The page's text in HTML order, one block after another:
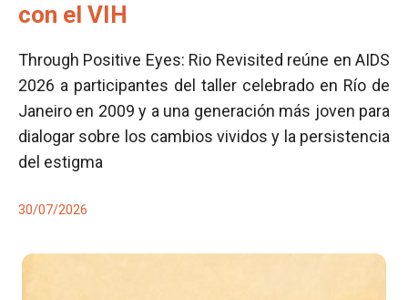
con el VIH
Through Positive Eyes: Rio Revisited reúne en AIDS
2026 a participantes del taller celebrado en Río de
Janeiro en 2009 y a una generación más joven para
dialogar sobre los cambios vividos y la persistencia
del estigma
30/07/2026